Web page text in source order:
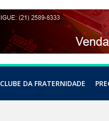
CLUBE DA FRATERNIDADE